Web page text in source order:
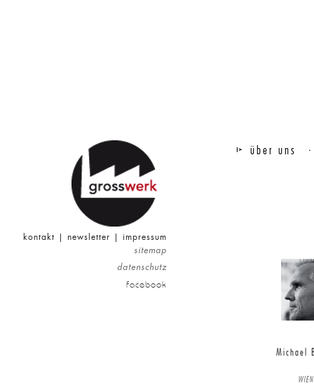
kontakt | newsletter | impressum
sitemap
datenschutz
facebook
über uns
Michael
WIEN